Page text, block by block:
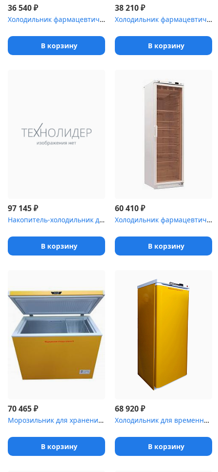
36 540₽
Холодильник фармацевтический POZIS ХФ-140-2
В корзину
38 210₽
Холодильник фармацевтический POZIS ХФ-140-3
В корзину
97 145₽
Накопитель-холодильник для временного хранения медицинских отходо...
В корзину
60 410₽
Холодильник фармацевтический Pozis ХФ-400-3 со стеклянной дверью ...
В корзину
70 465₽
Морозильник для хранения медицинских отходов Саратов-601М
В корзину
68 920₽
Холодильник для временного хранения медицинских отходов Саратов-5...
В корзину